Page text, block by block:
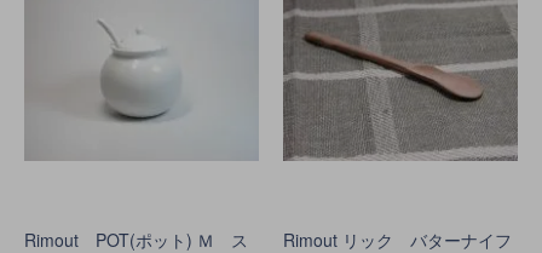
Rimout POT(ポット) Ｍ ス
Rimout リック バターナイフ